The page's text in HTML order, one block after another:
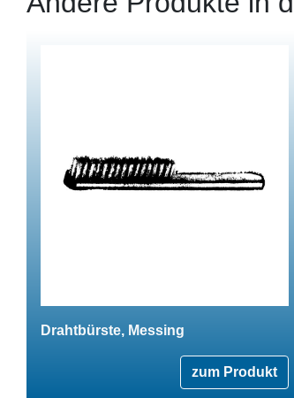
Drahtbürste, Messing
zum Produkt